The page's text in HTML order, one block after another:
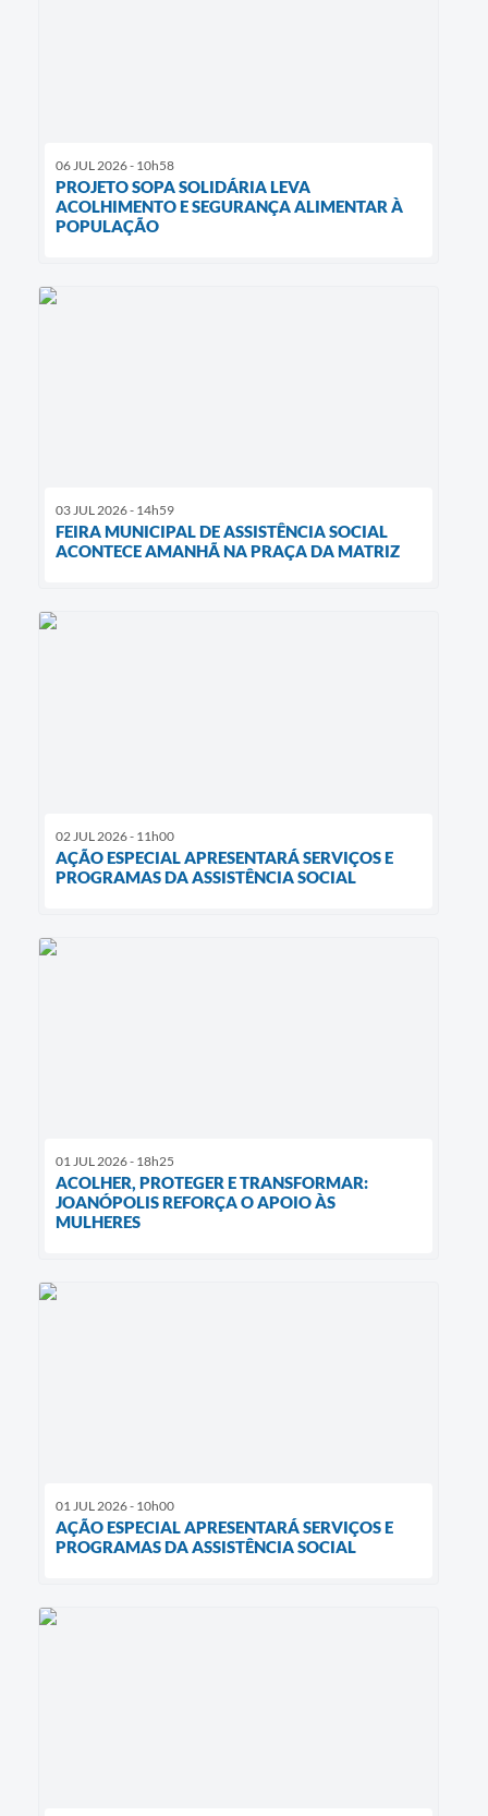
06 JUL 2026 - 10h58
PROJETO SOPA SOLIDÁRIA LEVA
ACOLHIMENTO E SEGURANÇA ALIMENTAR À
POPULAÇÃO
03 JUL 2026 - 14h59
FEIRA MUNICIPAL DE ASSISTÊNCIA SOCIAL
ACONTECE AMANHÃ NA PRAÇA DA MATRIZ
02 JUL 2026 - 11h00
AÇÃO ESPECIAL APRESENTARÁ SERVIÇOS E
PROGRAMAS DA ASSISTÊNCIA SOCIAL
01 JUL 2026 - 18h25
ACOLHER, PROTEGER E TRANSFORMAR:
JOANÓPOLIS REFORÇA O APOIO ÀS
MULHERES
01 JUL 2026 - 10h00
AÇÃO ESPECIAL APRESENTARÁ SERVIÇOS E
PROGRAMAS DA ASSISTÊNCIA SOCIAL